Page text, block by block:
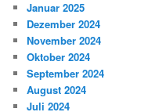
Januar 2025
Dezember 2024
November 2024
Oktober 2024
September 2024
August 2024
Juli 2024